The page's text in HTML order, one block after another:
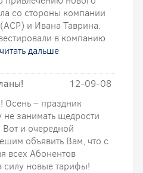
со стороны компании
и Ивана Таврина.
в компанию
читать дальше
12-09-08
– праздник
не занимать щедрости
и очередной
объявить Вам, что с
всех Абонентов
силу новые тарифы!